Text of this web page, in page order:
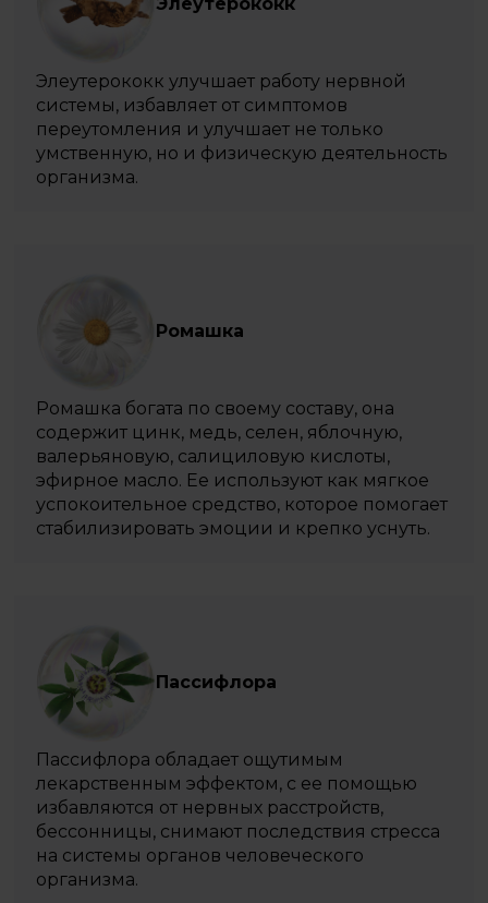
Элеутерококк улучшает работу нервной
системы, избавляет от симптомов
переутомления и улучшает не только
умственную, но и физическую деятельность
организма.
Ромашка
Ромашка богата по своему составу, она
содержит цинк, медь, селен, яблочную,
валерьяновую, салициловую кислоты,
эфирное масло. Ее используют как мягкое
успокоительное средство, которое помогает
стабилизировать эмоции и крепко уснуть.
Пассифлора
Пассифлора обладает ощутимым
лекарственным эффектом, с ее помощью
избавляются от нервных расстройств,
бессонницы, снимают последствия стресса
на системы органов человеческого
организма.